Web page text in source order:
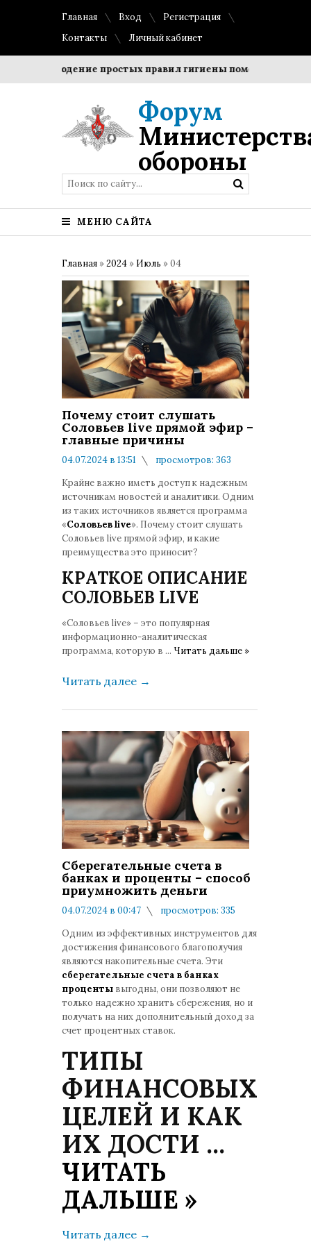
Главная Вход
Регистрация
Контакты
Личный кабинет
Соблюдение простых правил гигиены помогает
Форум
обороны
МЕНЮ САЙТА
Главная »2024 » Июль »04
Почему стоит слушать
Соловьев live прямой эфир –
главные причины
04.07.2024 в 13:51
просмотров: 363
Крайне важно иметь доступ к надежным
источникам новостей и аналитики. Одним
из таких источников является программа
«Соловьев live». Почему стоит слушать
Соловьев live прямой эфир, и какие
преимущества это приносит?
КРАТКОЕ ОПИСАНИЕ
СОЛОВЬЕВ LIVE
«Соловьев live» – это популярная
информационно-аналитическая
программа, которую в ... Читать дальше »
Читать далее →
Сберегательные счета в
банках и проценты – способ
приумножить деньги
04.07.2024 в 00:47
просмотров: 335
Одним из эффективных инструментов для
достижения финансового благополучия
являются накопительные счета. Эти
сберегательные счета в банках
проценты выгодны, они позволяют не
только надежно хранить сбережения, но и
получать на них дополнительный доход за
счет процентных ставок.
ТИПЫ
ФИНАНСОВЫХ
ЦЕЛЕЙ И КАК
ИХ ДОСТИ ...
ЧИТАТЬ
ДАЛЬШЕ »
Читать далее →